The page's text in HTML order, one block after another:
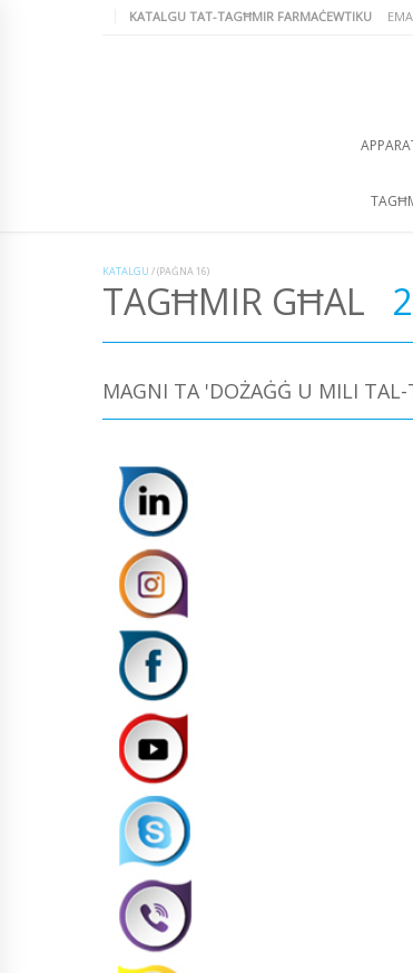
KATALGU TAT-TAGĦMIR FARMAĊEWTIKU
KATALGU /(PAĠNA 16)
TAGĦMIR GĦAL
MAGNI TA 'DOŻAĠĠ U MILI TAL-